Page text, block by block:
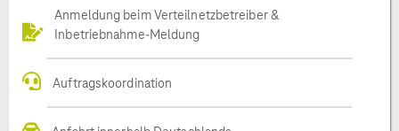
Anmeldung beim Verteilnetzbetreiber &
Inbetriebnahme-Meldung
Auftragskoordination